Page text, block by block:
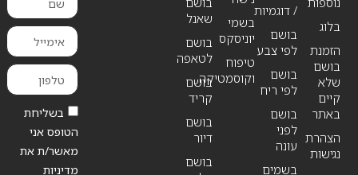
בלוג
הזמנת
בושם
שלא
קיים
באתר
הצהרת
נגישות
בשמי
יוניסקס
טיפוח
וקוסמטיקה
/ דוגמיות
בושם
לפי צבע
בושם
לפי ריח
בושם
לפני
עונה
בשמים
שאנל
בושם
לטאפה
בושם
קריד
בושם
דיור
בושם
בשליחת
הטופס אני
מאשר/ת את
מדיניות